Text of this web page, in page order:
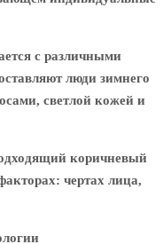
с различными
люди зимнего
светлой кожей и
коричневый
чертах лица,